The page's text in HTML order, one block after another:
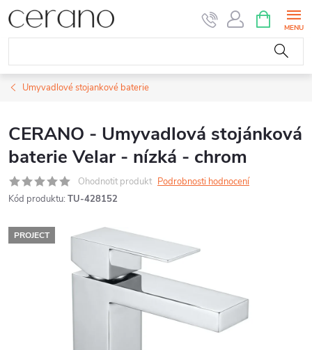
Přejít
na
obsah
NÁKUPNÍ
KOŠÍK
Umyvadlové stojankové baterie
CERANO - Umyvadlová stojánková
baterie Velar - nízká - chrom
Ohodnotit produkt Podrobnosti hodnocení
Kód produktu: TU-428152
PROJECT